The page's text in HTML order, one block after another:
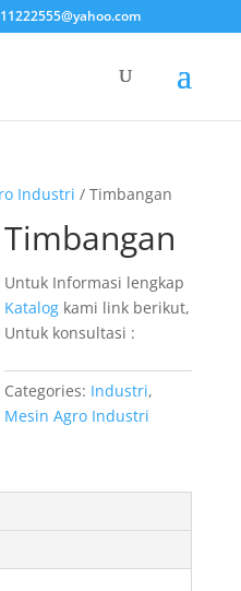
Industri / Timbangan
Timbangan
Untuk Informasi lengkap
Katalog kami link berikut,
Untuk konsultasi :
Categories: Industri,
Mesin Agro Industri